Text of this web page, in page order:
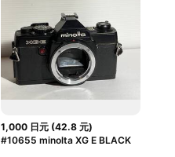
1,000 日元 (42.8 元)
#10655 minolta XG E BLACK